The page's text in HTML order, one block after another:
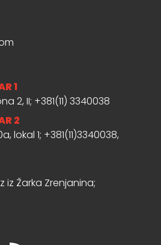
1
2, II; +381(11) 3340038
2
lokal 1; +381(11)3340038,
iz Žarka Zrenjanina;